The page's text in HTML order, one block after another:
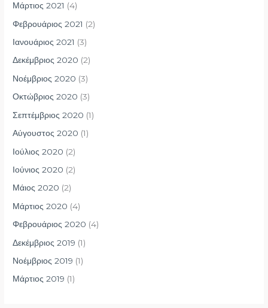
Μάρτιος 2021 (4)
Φεβρουάριος 2021 (2)
Ιανουάριος 2021 (3)
Δεκέμβριος 2020 (2)
Νοέμβριος 2020 (3)
Οκτώβριος 2020 (3)
Σεπτέμβριος 2020 (1)
Αύγουστος 2020 (1)
Ιούλιος 2020 (2)
Ιούνιος 2020 (2)
Μάιος 2020 (2)
Μάρτιος 2020 (4)
Φεβρουάριος 2020 (4)
Δεκέμβριος 2019 (1)
Νοέμβριος 2019 (1)
Μάρτιος 2019 (1)